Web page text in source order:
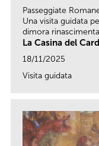
Passeggiate
Una visita guidata
dimora
La Casina del
18/11/2025
Visita guidata